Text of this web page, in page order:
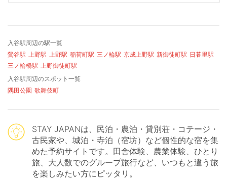
入谷駅周辺の駅一覧
鶯谷駅
上野駅 上野駅 稲荷町駅 三ノ輪駅 京成上野駅 新御徒町駅 日暮里駅
三ノ輪橋駅
上野御徒町駅
入谷駅周辺のスポット一覧
隅田公園 歌舞伎町
STAY JAPANは、民泊・農泊・貸別荘・コテージ・
古民家や、城泊・寺泊（宿坊）など個性的な宿を集
めた予約サイトです。田舎体験、農業体験、ひとり
旅、大人数でのグループ旅行など、いつもと違う旅
を楽しみたい方にピッタリ。